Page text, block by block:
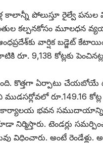
కాలాన్నీ పోలుస్తూ రైల్వే
కల్పనకోసం మూలధన
వార్షిక బడ్జెట్‌
రూ. 9,138 కోట్లకు
కొత్తగా ఏర్పాటు
రూ.149.16
భవన సముదాయాన్ని
టెండర్లు
విధించారు. అంటే